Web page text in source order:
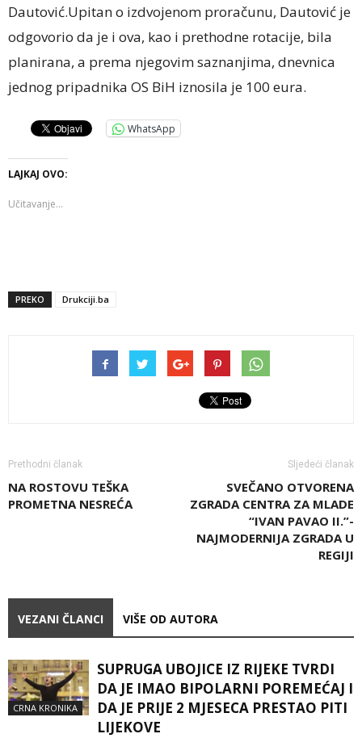
Dautović.Upitan o izdvojenom proračunu, Dautović je
odgovorio da je i ova, kao i prethodne rotacije, bila
planirana, a prema njegovim saznanjima, dnevnica
jednog pripadnika OS BiH iznosila je 100 eura.
WhatsApp
LAJKAJ OVO:
Učitavanje...
PREKO Drukciji.ba
Prethodni članak
NA ROSTOVU TEŠKA
PROMETNA NESREĆA
Sljedeći članak
SVEČANO OTVORENA
ZGRADA CENTRA ZA MLADE
“IVAN PAVAO II.”-
NAJMODERNIJA ZGRADA U
REGIJI
VEZANI ČLANCI VIŠE OD AUTORA
CRNA KRONIKA
SUPRUGA UBOJICE IZ RIJEKE TVRDI
DA JE IMAO BIPOLARNI POREMEĆAJ I
DA JE PRIJE 2 MJESECA PRESTAO PITI
LIJEKOVE